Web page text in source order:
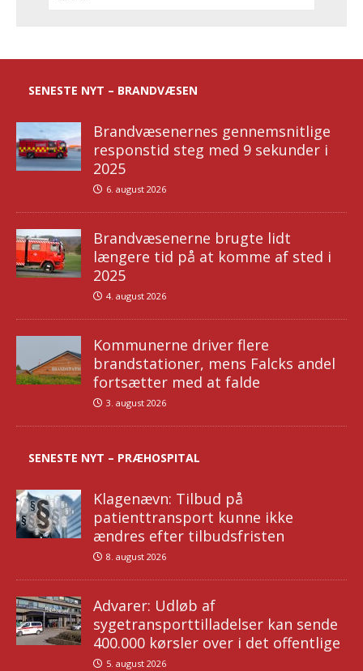
SENESTE NYT – BRANDVÆSEN
Brandvæsenernes gennemsnitlige
responstid steg med 9 sekunder i
2025
6. august 2026
Brandvæsenerne brugte lidt
længere tid på at komme af sted i
2025
4. august 2026
Kommunerne driver flere
brandstationer, mens Falcks andel
fortsætter med at falde
3. august 2026
SENESTE NYT – PRÆHOSPITAL
Klagenævn: Tilbud på
patienttransport kunne ikke
ændres efter tilbudsfristen
8. august 2026
Advarer: Udløb af
sygetransporttilladelser kan sende
400.000 kørsler over i det offentlige
5. august 2026